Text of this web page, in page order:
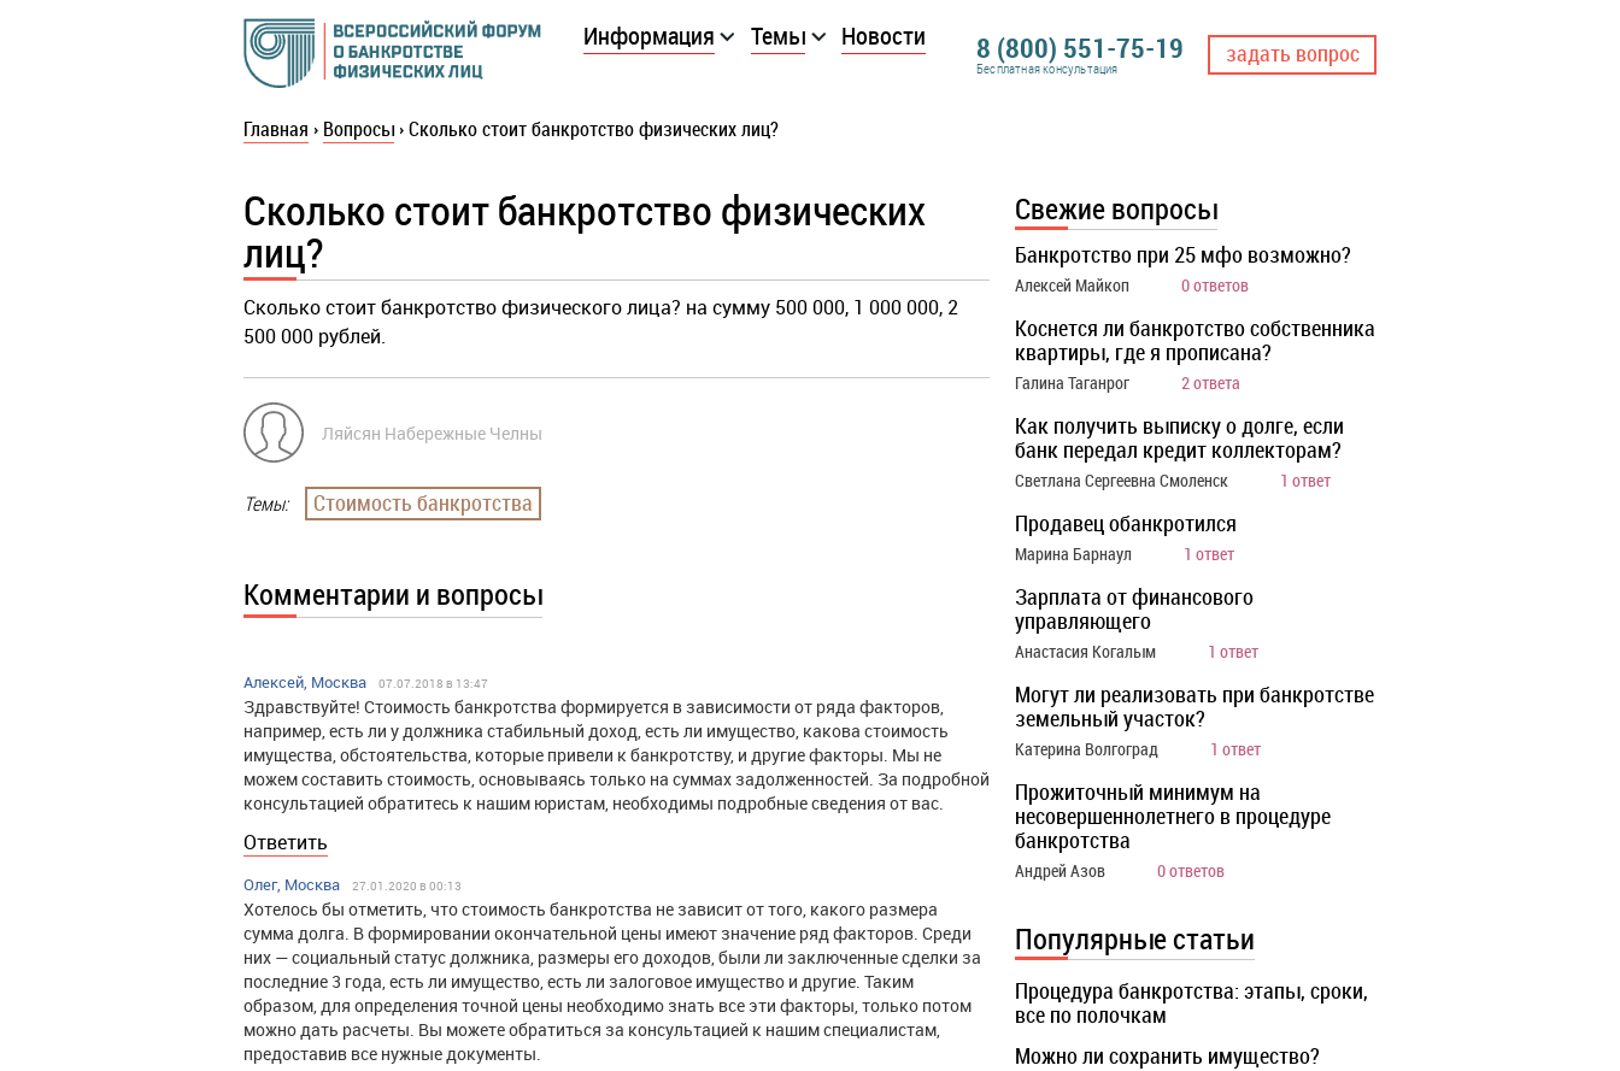
Информация Темы Новости 8 (800) 551-75-19
Бесплатная консультация
задать вопрос
Главная › Вопросы ›Сколько стоит банкротство физических лиц?
Сколько стоит банкротство физических
лиц?
Сколько стоит банкротство физического лица? на сумму 500 000, 1 000 000, 2
500 000 рублей.
Ляйсян Набережные Челны
Темы: Стоимость банкротства
Комментарии и вопросы
Алексей, Москва 07.07.2018 в 13:47
Здравствуйте! Стоимость банкротства формируется в зависимости от ряда факторов,
например, есть ли у должника стабильный доход, есть ли имущество, какова стоимость
имущества, обстоятельства, которые привели к банкротству, и другие факторы. Мы не
можем составить стоимость, основываясь только на суммах задолженностей. За подробной
консультацией обратитесь к нашим юристам, необходимы подробные сведения от вас.
Ответить
Олег, Москва 27.01.2020 в 00:13
Хотелось бы отметить, что стоимость банкротства не зависит от того, какого размера
сумма долга. В формировании окончательной цены имеют значение ряд факторов. Среди
них — социальный статус должника, размеры его доходов, были ли заключенные сделки за
последние 3 года, есть ли имущество, есть ли залоговое имущество и другие. Таким
образом, для определения точной цены необходимо знать все эти факторы, только потом
можно дать расчеты. Вы можете обратиться за консультацией к нашим специалистам,
предоставив все нужные документы.
Свежие вопросы
Банкротство при 25 мфо возможно?
Алексей Майкоп 0 ответов
Коснется ли банкротство собственника
квартиры, где я прописана?
Галина Таганрог 2 ответа
Как получить выписку о долге, если
банк передал кредит коллекторам?
Светлана Сергеевна Смоленск 1 ответ
Продавец обанкротился
Марина Барнаул 1 ответ
Зарплата от финансового
управляющего
Анастасия Когалым 1 ответ
Могут ли реализовать при банкротстве
земельный участок?
Катерина Волгоград 1 ответ
Прожиточный минимум на
несовершеннолетнего в процедуре
банкротства
Андрей Азов 0 ответов
Популярные статьи
Процедура банкротства: этапы, сроки,
все по полочкам
Можно ли сохранить имущество?